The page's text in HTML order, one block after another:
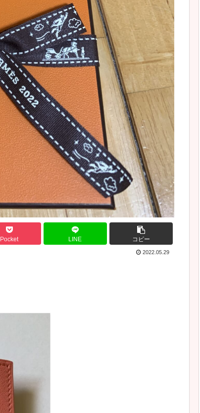
Pocket LINE コピー
2022.05.29